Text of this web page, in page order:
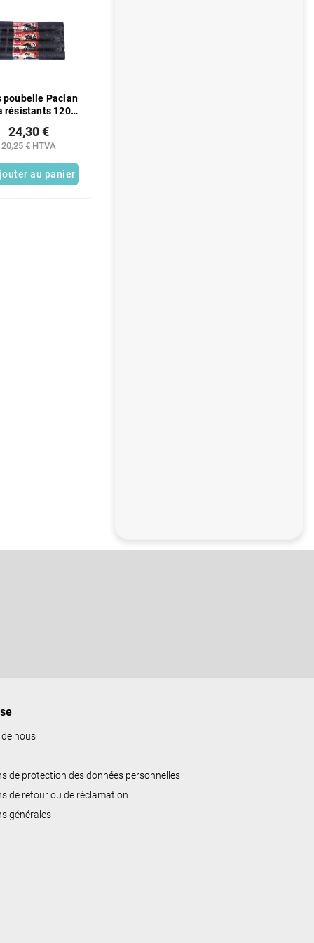
poubelle Paclan
résistants 120 l,
20,25 € HTVA
24,30 €
au panier
nous
de protection des données personnelles
de retour ou de réclamation
générales